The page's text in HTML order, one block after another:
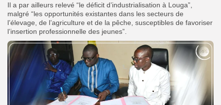
Il a par ailleurs relevé “le déficit d’industrialisation à Louga”,
malgré “les opportunités existantes dans les secteurs de
l’élevage, de l’agriculture et de la pêche, susceptibles de favoriser
l’insertion professionnelle des jeunes”.